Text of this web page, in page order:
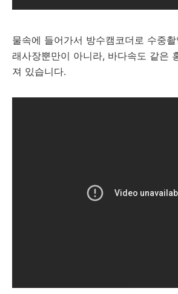
물속에 들어가서 방수캠코더로 수중
래사장뿐만이 아니라, 바다속도 같은
져 있습니다.